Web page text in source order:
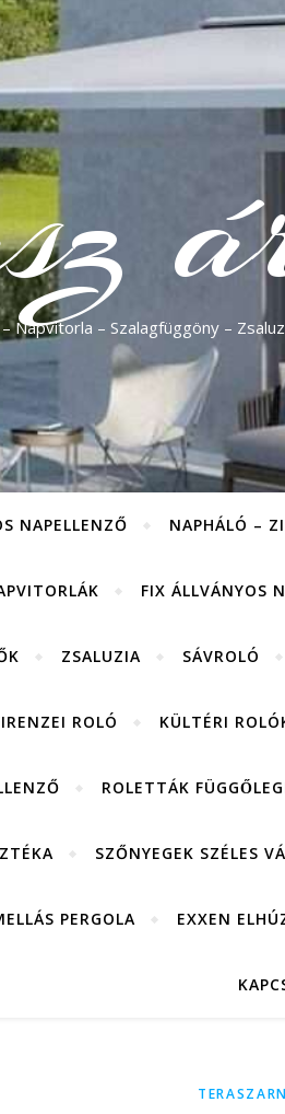
Napvitorla – Szalagfüggöny –
NAPELLENZŐ NAPHÁLÓ –
FIX ÁLLVÁNYOS
ZSALUZIA SÁVROLÓ
ROLÓ KÜLTÉRI
ROLETTÁK
SZŐNYEGEK SZÉLES
PERGOLA EXXEN